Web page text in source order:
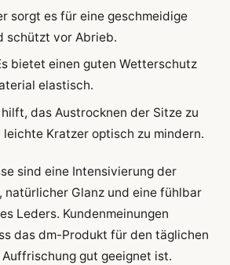
sorgt es für eine geschmeidige
schützt vor Abrieb.
bietet einen guten Wetterschutz
elastisch.
das Austrocknen der Sitze zu
Kratzer optisch zu mindern.
sind eine Intensivierung der
natürlicher Glanz und eine fühlbar
Leders. Kundenmeinungen
das dm-Produkt für den täglichen
gut geeignet ist.